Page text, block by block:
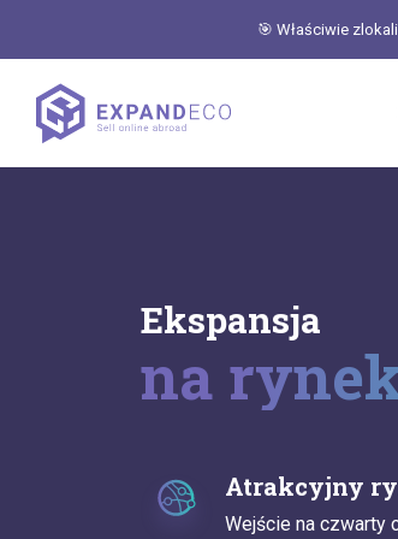
🎯 Właściwie
Ekspansja
na
Atrakcyjny
Wejście na czwarty